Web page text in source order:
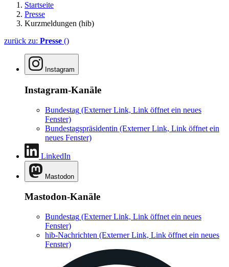
Startseite
Presse
Kurzmeldungen (hib)
zurück zu: Presse ()
Instagram
Instagram-Kanäle
Bundestag (Externer Link, Link öffnet ein neues
Fenster)
Bundestagspräsidentin (Externer Link, Link öffnet ein
neues Fenster)
LinkedIn
Mastodon
Mastodon-Kanäle
Bundestag (Externer Link, Link öffnet ein neues
Fenster)
hib-Nachrichten (Externer Link, Link öffnet ein neues
Fenster)